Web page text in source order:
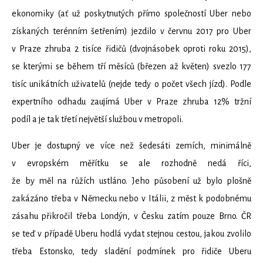
ekonomiky (ať už poskytnutých přímo společností Uber nebo
získaných terénním šetřením) jezdilo v červnu 2017 pro Uber
v Praze zhruba 2 tisíce řidičů (dvojnásobek oproti roku 2015),
se kterými se během tří měsíců (březen až květen) svezlo 177
tisíc unikátních uživatelů (nejde tedy o počet všech jízd). Podle
expertního odhadu zaujímá Uber v Praze zhruba 12% tržní
podíl a je tak třetí největší službou v metropoli.
Uber je dostupný ve více než šedesáti zemích, minimálně
v evropském měřítku se ale rozhodně nedá říci,
že by měl na růžích ustláno. Jeho působení už bylo plošně
zakázáno třeba v Německu nebo v Itálii, z měst k podobnému
zásahu přikročil třeba Londýn, v Česku zatím pouze Brno. ČR
se teď v případě Uberu hodlá vydat stejnou cestou, jakou zvolilo
třeba Estonsko, tedy sladění podmínek pro řidiče Uberu